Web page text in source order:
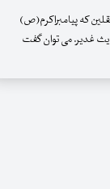
که پیامبراکرم(ص)
غدیر. می توان گفت